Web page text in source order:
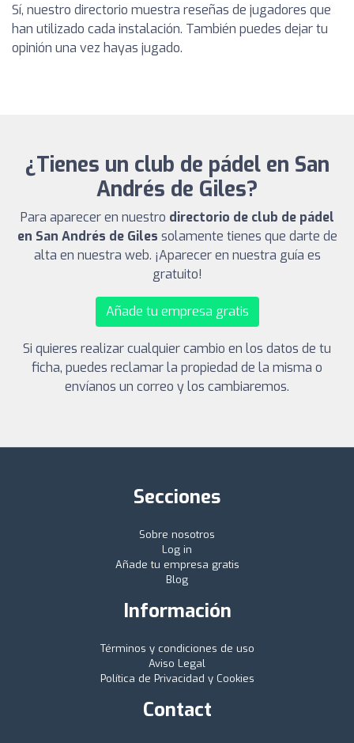
Sí, nuestro directorio muestra reseñas de jugadores que
han utilizado cada instalación. También puedes dejar tu
opinión una vez hayas jugado.
¿Tienes un club de pádel en San
Andrés de Giles?
Para aparecer en nuestro directorio de club de pádel
en San Andrés de Giles solamente tienes que darte de
alta en nuestra web. ¡Aparecer en nuestra guía es
gratuito!
Añade tu empresa gratis
Si quieres realizar cualquier cambio en los datos de tu
ficha, puedes reclamar la propiedad de la misma o
envíanos un correo y los cambiaremos.
Secciones
Sobre nosotros
Log in
Añade tu empresa gratis
Blog
Información
Términos y condiciones de uso
Aviso Legal
Política de Privacidad y Cookies
Contact